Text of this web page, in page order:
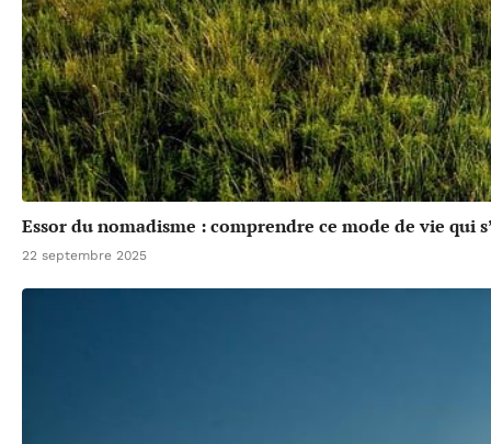
Essor du nomadisme : comprendre ce mode de vie qui
22 septembre 2025